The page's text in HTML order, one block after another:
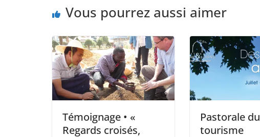
Vous pourrez aussi aimer
Témoignage • «
Regards croisés,
Pastorale du
tourisme